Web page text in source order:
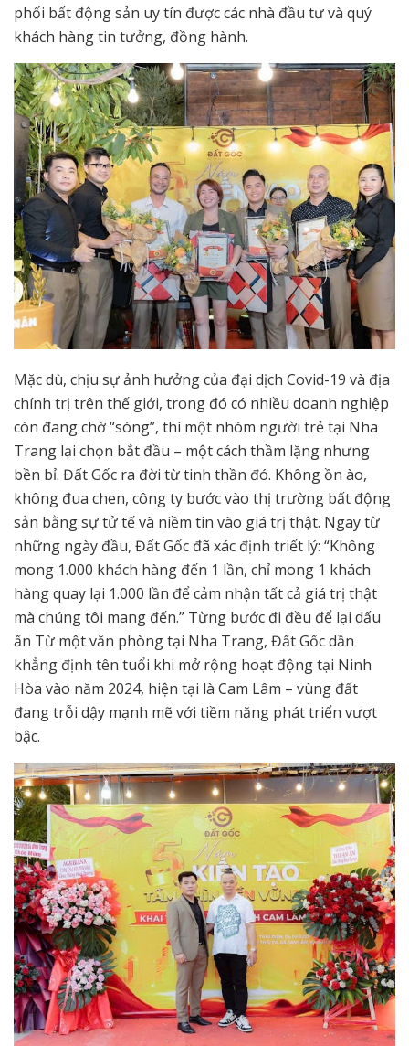
phối bất động sản uy tín được các nhà đầu tư và quý
khách hàng tin tưởng, đồng hành.
Mặc dù, chịu sự ảnh hưởng của đại dịch Covid-19 và địa
chính trị trên thế giới, trong đó có nhiều doanh nghiệp
còn đang chờ “sóng”, thì một nhóm người trẻ tại Nha
Trang lại chọn bắt đầu – một cách thầm lặng nhưng
bền bỉ. Đất Gốc ra đời từ tinh thần đó. Không ồn ào,
không đua chen, công ty bước vào thị trường bất động
sản bằng sự tử tế và niềm tin vào giá trị thật. Ngay từ
những ngày đầu, Đất Gốc đã xác định triết lý: “Không
mong 1.000 khách hàng đến 1 lần, chỉ mong 1 khách
hàng quay lại 1.000 lần để cảm nhận tất cả giá trị thật
mà chúng tôi mang đến.” Từng bước đi đều để lại dấu
ấn Từ một văn phòng tại Nha Trang, Đất Gốc dần
khẳng định tên tuổi khi mở rộng hoạt động tại Ninh
Hòa vào năm 2024, hiện tại là Cam Lâm – vùng đất
đang trỗi dậy mạnh mẽ với tiềm năng phát triển vượt
bậc.